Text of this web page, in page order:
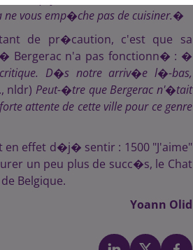
vous emp�che pas de cuisiner.�
de pr�caution, c'est que sa
Bergerac n'a pas fonctionn� : �
D�s notre arriv�e l�-bas,
nldr) Peut-�tre que Bergerac n'�tait
attente de cette ville pour ce genre
effet d�j� sentir : 1500 "J'aime"
un peu plus de succ�s, le Chat
Belgique.
Yoann Olid